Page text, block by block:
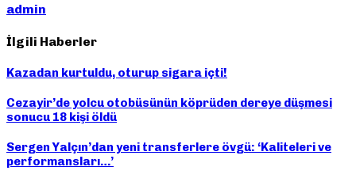
admin
İlgili Haberler
Kazadan kurtuldu, oturup sigara içti!
Cezayir’de yolcu otobüsünün köprüden dereye düşmesi
sonucu 18 kişi öldü
Sergen Yalçın’dan yeni transferlere övgü: ‘Kaliteleri ve
performansları…’